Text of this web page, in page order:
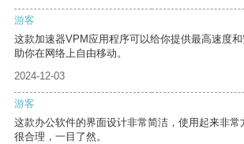
游客
这款加速器VPM应用程序可以给你提供最高速度
助你在网络上自由移动。
2024-12-03
游客
这款办公软件的界面设计非常简洁，使用起来非常
很合理，一目了然。